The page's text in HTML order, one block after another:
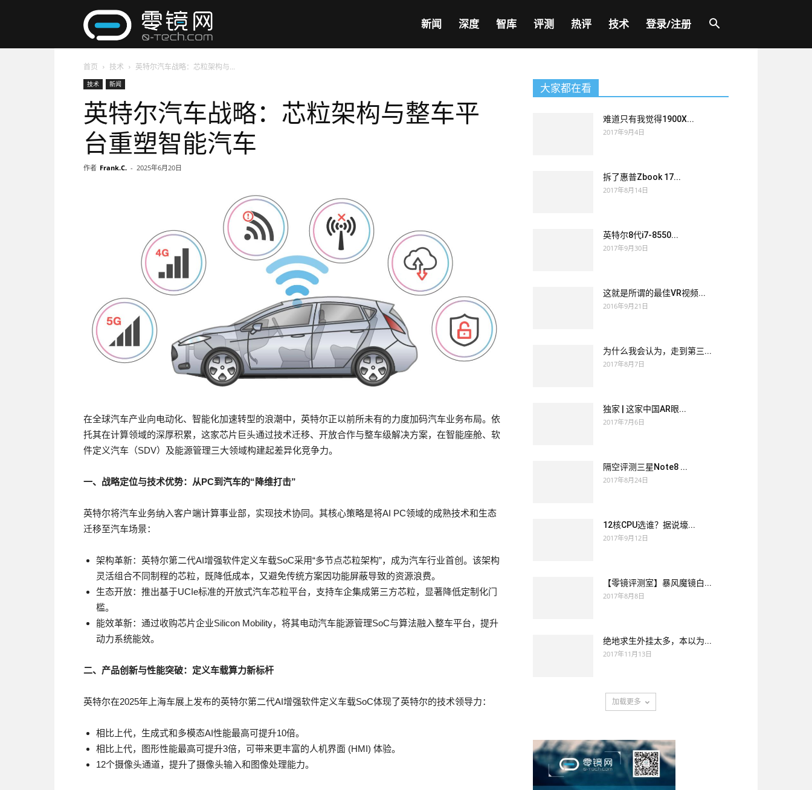
镜
网
新闻 深度 智库 评测 热评 技术 登录/注册
首页 技术 英特尔汽车战略：芯粒架构与...
技术 新闻
英特尔汽车战略：芯粒架构与整车平
台重塑智能汽车
作者 Frank.C. - 2025年6月20日
在全球汽车产业向电动化、智能化加速转型的浪潮中，英特尔正以前所未有的力度加码汽车业务布局。依
托其在计算领域的深厚积累，这家芯片巨头通过技术迁移、开放合作与整车级解决方案，在智能座舱、软
件定义汽车（SDV）及能源管理三大领域构建起差异化竞争力。
一、战略定位与技术优势：从PC到汽车的“降维打击”
英特尔将汽车业务纳入客户端计算事业部，实现技术协同。其核心策略是将AI PC领域的成熟技术和生态
迁移至汽车场景：
架构革新：英特尔第二代AI增强软件定义车载SoC采用“多节点芯粒架构”，成为汽车行业首创。该架构
灵活组合不同制程的芯粒，既降低成本，又避免传统方案因功能屏蔽导致的资源浪费。
生态开放：推出基于UCIe标准的开放式汽车芯粒平台，支持车企集成第三方芯粒，显著降低定制化门
槛。
能效革新：通过收购芯片企业Silicon Mobility，将其电动汽车能源管理SoC与算法融入整车平台，提升
动力系统能效。
二、产品创新与性能突破：定义车载算力新标杆
英特尔在2025年上海车展上发布的英特尔第二代AI增强软件定义车载SoC体现了英特尔的技术领导力：
相比上代，生成式和多模态AI性能最高可提升10倍。
相比上代，图形性能最高可提升3倍，可带来更丰富的人机界面 (HMI) 体验。
12个摄像头通道，提升了摄像头输入和图像处理能力。
大家都在看
难道只有我觉得1900X...
2017年9月4日
拆了惠普Zbook 17...
2017年8月14日
英特尔8代i7-8550...
2017年9月30日
这就是所谓的最佳VR视频...
2016年9月21日
为什么我会认为，走到第三...
2017年8月7日
独家 | 这家中国AR眼...
2017年7月6日
隔空评测三星Note8 ...
2017年8月24日
12核CPU选谁？据说壕...
2017年9月12日
【零镜评测室】暴风魔镜白...
2017年8月8日
绝地求生外挂太多，本以为...
2017年11月13日
加载更多